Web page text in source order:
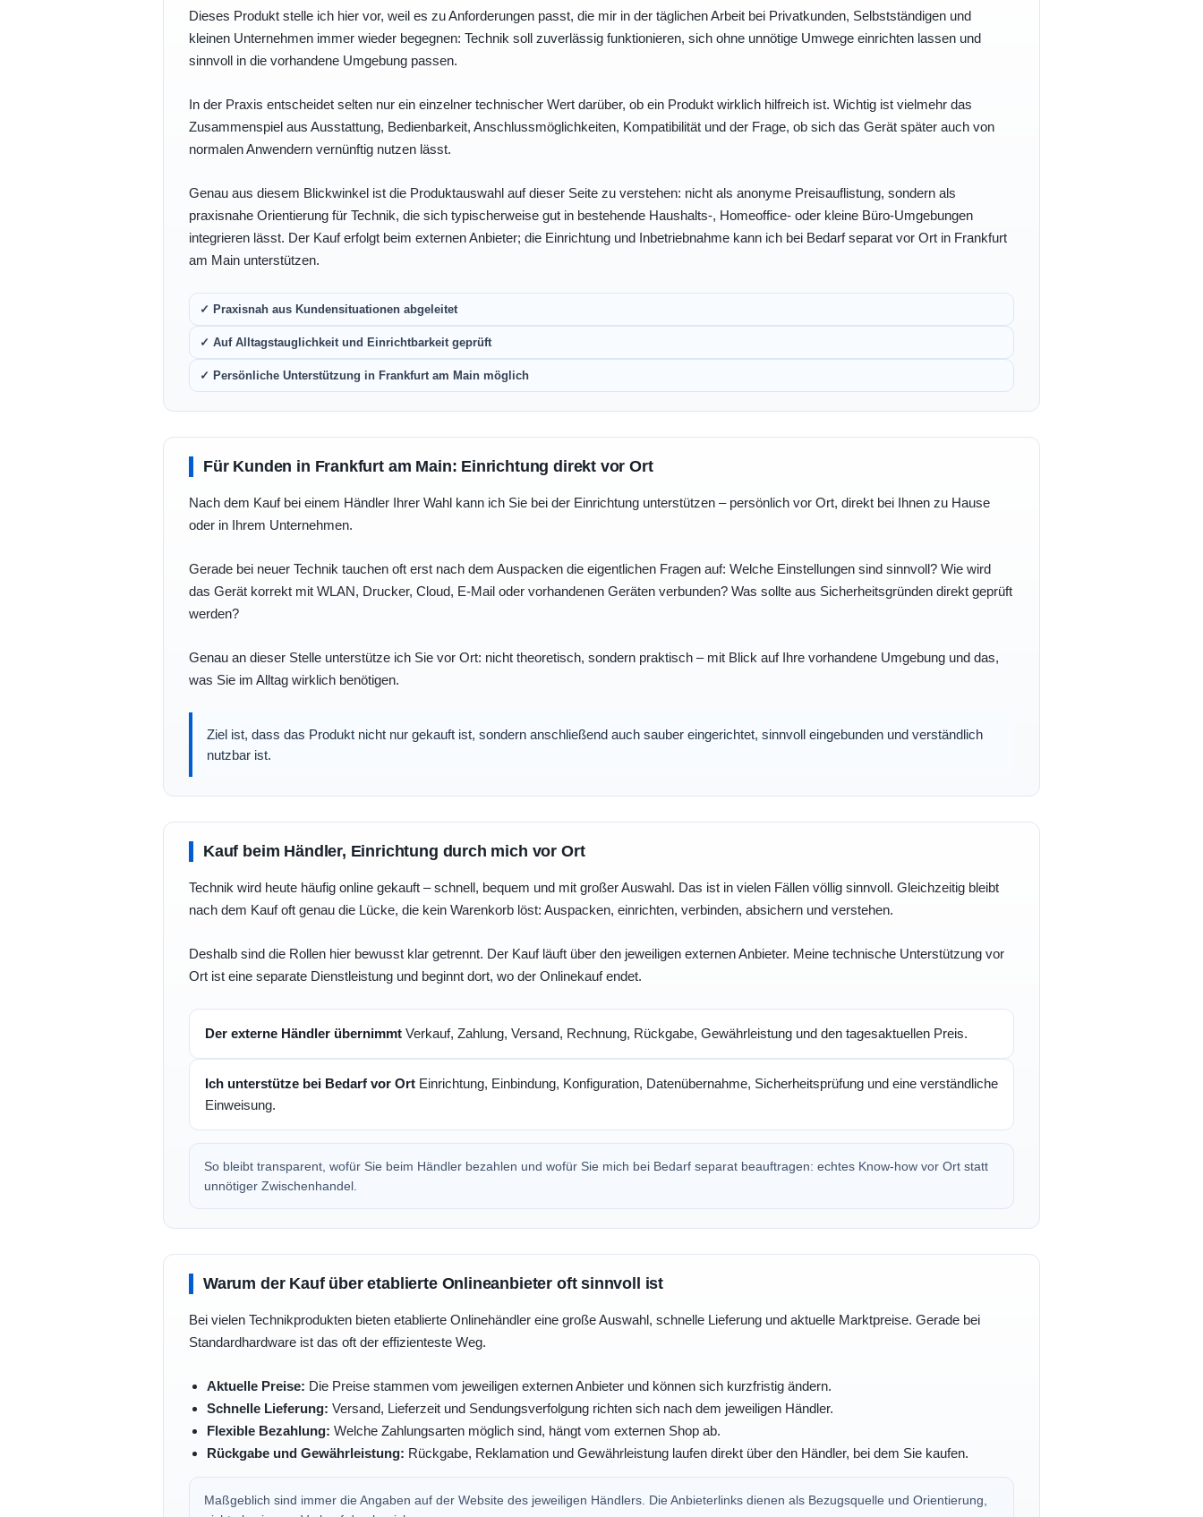
Dieses Produkt stelle ich hier vor, weil es zu Anforderungen passt, die mir in der täglichen Arbeit bei Privatkunden, Selbstständigen und
kleinen Unternehmen immer wieder begegnen: Technik soll zuverlässig funktionieren, sich ohne unnötige Umwege einrichten lassen und
sinnvoll in die vorhandene Umgebung passen.
In der Praxis entscheidet selten nur ein einzelner technischer Wert darüber, ob ein Produkt wirklich hilfreich ist. Wichtig ist vielmehr das
Zusammenspiel aus Ausstattung, Bedienbarkeit, Anschlussmöglichkeiten, Kompatibilität und der Frage, ob sich das Gerät später auch von
normalen Anwendern vernünftig nutzen lässt.
Genau aus diesem Blickwinkel ist die Produktauswahl auf dieser Seite zu verstehen: nicht als anonyme Preisauflistung, sondern als
praxisnahe Orientierung für Technik, die sich typischerweise gut in bestehende Haushalts-, Homeoffice- oder kleine Büro-Umgebungen
integrieren lässt. Der Kauf erfolgt beim externen Anbieter; die Einrichtung und Inbetriebnahme kann ich bei Bedarf separat vor Ort in Frankfurt
am Main unterstützen.
✓ Praxisnah aus Kundensituationen abgeleitet
✓ Auf Alltagstauglichkeit und Einrichtbarkeit geprüft
✓ Persönliche Unterstützung in Frankfurt am Main möglich
Für Kunden in Frankfurt am Main: Einrichtung direkt vor Ort
Nach dem Kauf bei einem Händler Ihrer Wahl kann ich Sie bei der Einrichtung unterstützen – persönlich vor Ort, direkt bei Ihnen zu Hause
oder in Ihrem Unternehmen.
Gerade bei neuer Technik tauchen oft erst nach dem Auspacken die eigentlichen Fragen auf: Welche Einstellungen sind sinnvoll? Wie wird
das Gerät korrekt mit WLAN, Drucker, Cloud, E-Mail oder vorhandenen Geräten verbunden? Was sollte aus Sicherheitsgründen direkt geprüft
werden?
Genau an dieser Stelle unterstütze ich Sie vor Ort: nicht theoretisch, sondern praktisch – mit Blick auf Ihre vorhandene Umgebung und das,
was Sie im Alltag wirklich benötigen.
Ziel ist, dass das Produkt nicht nur gekauft ist, sondern anschließend auch sauber eingerichtet, sinnvoll eingebunden und verständlich
nutzbar ist.
Kauf beim Händler, Einrichtung durch mich vor Ort
Technik wird heute häufig online gekauft – schnell, bequem und mit großer Auswahl. Das ist in vielen Fällen völlig sinnvoll. Gleichzeitig bleibt
nach dem Kauf oft genau die Lücke, die kein Warenkorb löst: Auspacken, einrichten, verbinden, absichern und verstehen.
Deshalb sind die Rollen hier bewusst klar getrennt. Der Kauf läuft über den jeweiligen externen Anbieter. Meine technische Unterstützung vor
Ort ist eine separate Dienstleistung und beginnt dort, wo der Onlinekauf endet.
Der externe Händler übernimmt Verkauf, Zahlung, Versand, Rechnung, Rückgabe, Gewährleistung und den tagesaktuellen Preis.
Ich unterstütze bei Bedarf vor Ort Einrichtung, Einbindung, Konfiguration, Datenübernahme, Sicherheitsprüfung und eine verständliche
Einweisung.
So bleibt transparent, wofür Sie beim Händler bezahlen und wofür Sie mich bei Bedarf separat beauftragen: echtes Know-how vor Ort statt
unnötiger Zwischenhandel.
Warum der Kauf über etablierte Onlineanbieter oft sinnvoll ist
Bei vielen Technikprodukten bieten etablierte Onlinehändler eine große Auswahl, schnelle Lieferung und aktuelle Marktpreise. Gerade bei
Standardhardware ist das oft der effizienteste Weg.
Aktuelle Preise: Die Preise stammen vom jeweiligen externen Anbieter und können sich kurzfristig ändern.
Schnelle Lieferung: Versand, Lieferzeit und Sendungsverfolgung richten sich nach dem jeweiligen Händler.
Flexible Bezahlung: Welche Zahlungsarten möglich sind, hängt vom externen Shop ab.
Rückgabe und Gewährleistung: Rückgabe, Reklamation und Gewährleistung laufen direkt über den Händler, bei dem Sie kaufen.
Maßgeblich sind immer die Angaben auf der Website des jeweiligen Händlers. Die Anbieterlinks dienen als Bezugsquelle und Orientierung,